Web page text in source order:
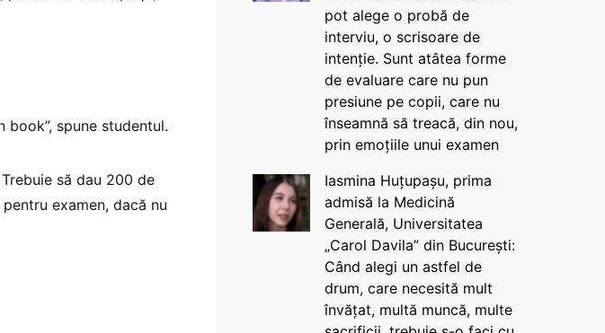
book”, spune studentul.
să dau 200 de
examen, dacă nu
pot alege o probă de
interviu, o scrisoare de
intenție. Sunt atâtea forme
de evaluare care nu pun
presiune pe copii, care nu
înseamnă să treacă, din nou,
prin emoțiile unui examen
Iasmina Huțupașu, prima
admisă la Medicină
Generală, Universitatea
„Carol Davila” din București:
Când alegi un astfel de
drum, care necesită mult
învățat, multă muncă, multe